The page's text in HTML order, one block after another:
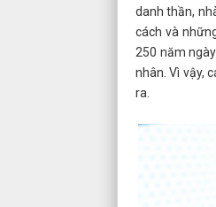
danh thần,
cách và
250 năm
nhân. Vì vậy,
ra.